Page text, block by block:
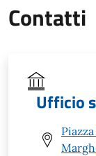
Contatti
Ufficio